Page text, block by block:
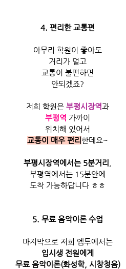
4. 편리한 교통편
아무리 학원이 좋아도
거리가 멀고
교통이 불편하면
안되겠죠?
저희 학원은 부평시장역과
부평역 가까이
위치해 있어서
교통이 매우 편리한데요~
부평시장역에서는 5분거리
부평역에서는 15분안에
도착 가능하답니다 ㅎㅎ
5. 무료 음악이론 수업
마지막으로 저희 엠투에서는
입시생 전원에게
무료 음악이론(화성학, 시창청음)